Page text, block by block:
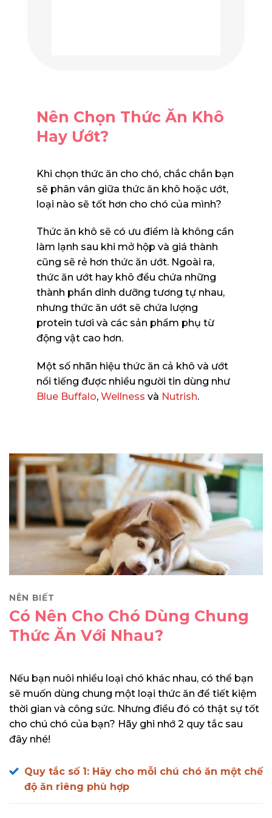
Nên Chọn Thức Ăn Khô
Hay Ướt?
Khi chọn thức ăn cho chó, chắc chắn bạn
sẽ phân vân giữa thức ăn khô hoặc ướt,
loại nào sẽ tốt hơn cho chó của mình?
Thức ăn khô sẽ có ưu điểm là không cần
làm lạnh sau khi mở hộp và giá thành
cũng sẽ rẻ hơn thức ăn ướt. Ngoài ra,
thức ăn ướt hay khô đều chứa những
thành phần dinh dưỡng tương tự nhau,
nhưng thức ăn ướt sẽ chứa lượng
protein tươi và các sản phẩm phụ từ
động vật cao hơn.
Một số nhãn hiệu thức ăn cả khô và ướt
nổi tiếng được nhiều người tin dùng như
Blue Buffalo, Wellness và Nutrish.
NÊN BIẾT
Có Nên Cho Chó Dùng Chung
Thức Ăn Với Nhau?
Nếu bạn nuôi nhiều loại chó khác nhau, có thể bạn
sẽ muốn dùng chung một loại thức ăn để tiết kiệm
thời gian và công sức. Nhưng điều đó có thật sự tốt
cho chú chó của bạn? Hãy ghi nhớ 2 quy tắc sau
đây nhé!
Quy tắc số 1: Hãy cho mỗi chú chó ăn một chế
độ ăn riêng phù hợp